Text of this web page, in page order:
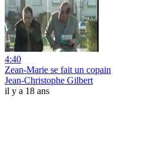
4:40
Zean-Marie se fait un copain
Jean-Christophe Gilbert
il y a 18 ans